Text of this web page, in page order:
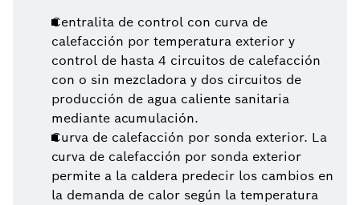
Centralita de control con curva de
calefacción por temperatura exterior y
control de hasta 4 circuitos de calefacción
con o sin mezcladora y dos circuitos de
producción de agua caliente sanitaria
mediante acumulación.
Curva de calefacción por sonda exterior. La
curva de calefacción por sonda exterior
permite a la caldera predecir los cambios en
la demanda de calor según la temperatura